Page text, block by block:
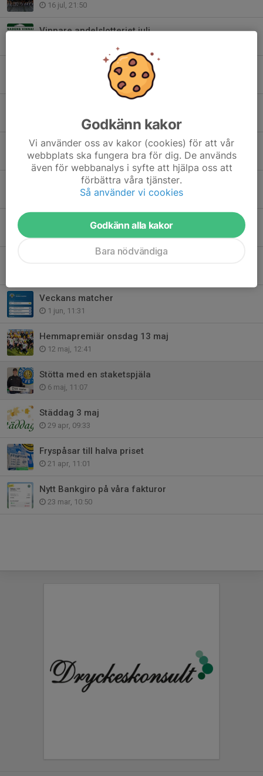
16 jul, 21:50
Vinnare andelslotteriet juli
Ungdomssponsorer
30 jun, 00:25
Veckans matcher
23 jun, 14:57
Derbydags ikväll
17 jun, 10:19
Tack till Swedbanks Ägarstiftelse Söderhamn
Veckans matcher
1 jun, 11:31
Hemmapremiär onsdag 13 maj
12 maj, 12:41
Stötta med en staketspjäla
6 maj, 11:07
Städdag 3 maj
29 apr, 09:33
Fryspåsar till halva priset
21 apr, 11:01
Nytt Bankgiro på våra fakturor
23 mar, 10:50
Godkänn kakor
Vi använder oss av kakor (cookies) för att vår
webbplats ska fungera bra för dig. De används
även för webbanalys i syfte att hjälpa oss att
förbättra våra tjänster.
Så använder vi cookies
Godkänn alla kakor
Bara nödvändiga